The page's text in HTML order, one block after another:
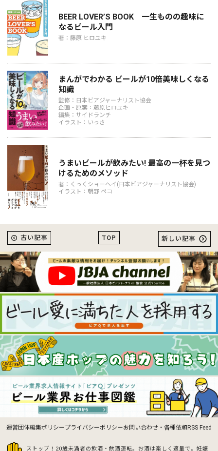
BEER LOVER’S BOOK 一生ものの趣味に
なるビール入門
著：藤原 ヒロユキ
まんがでわかる ビールが10倍美味しくなる
知識
監修：日本ビアジャーナリスト協会
企画・原案：藤原ヒロユキ
編集：サイドランチ
イラスト：いっさ
うまいビールが飲みたい! 最高の一杯を見つ
けるためのメソッド
著：くっくショーヘイ(日本ビアジャーナリスト協会)
イラスト：朝野 ペコ
TOP
古い記事 新しい記事
運営団体編集ポリシープライバシーポリシーお問い合わせ・各種依頼RSS Feed
ストップ！20歳未満者の飲酒・飲酒運転。お酒は楽しく適量で。 妊娠